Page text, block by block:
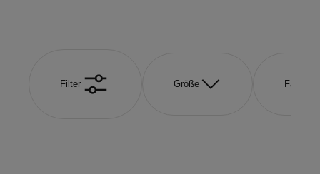
Filter Größe Farbe